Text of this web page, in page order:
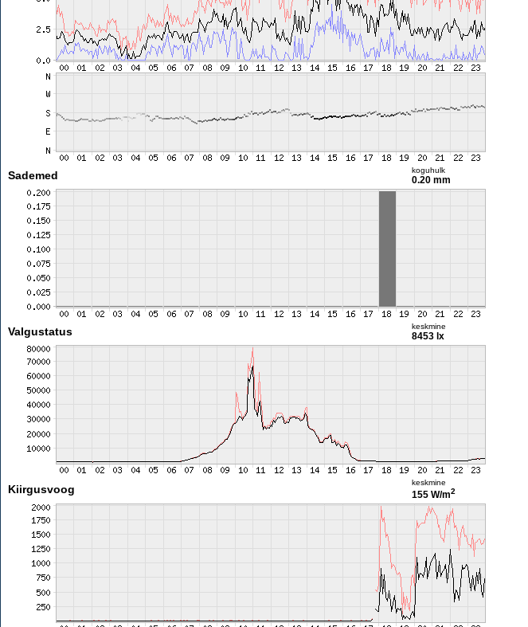
Sademed koguhulk
0.20 mm
Valgustatus keskmine
8453 lx
Kiirgusvoog
keskmine
155 W/m2